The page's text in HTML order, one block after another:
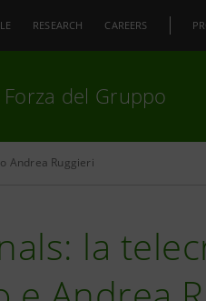
RESEARCH CAREERS
Forza del Gruppo
Andrea Ruggieri
la